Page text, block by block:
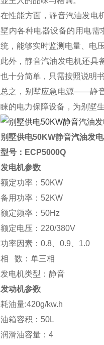
在性能方面，静音汽油发电
墅内各种电器设备的用电需
统，能够实时监测电量、电
此外，静音汽油发电机还具
也十分简单，只需按照说明
总之，别墅应急电源——静
睐的电力保障设备，为别墅
别墅供电50KW静音汽油发
型号： ECP5000Q
发电机参数
额定功率：50KW
备用功率：52KW
额定频率：50Hz
额定电压：220/380V
功率因素：0.8、0.9、1.0
相 数：单三相
发电机类型：静音
发动机参数
耗油量:420g/kw.h
油箱容积：50L
润滑油容量：4